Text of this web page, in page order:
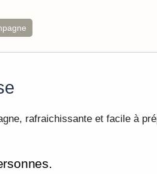
rafraichissante et facile à